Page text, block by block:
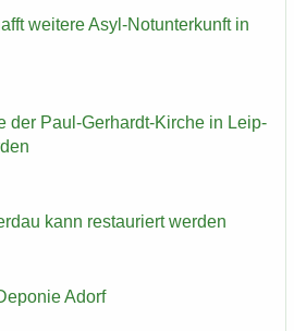
wei­te­re Asyl-​Notunterkunft in
der Paul-​Gerhardt-Kirche in Leip­
kann re­stau­riert wer­den
Adorf